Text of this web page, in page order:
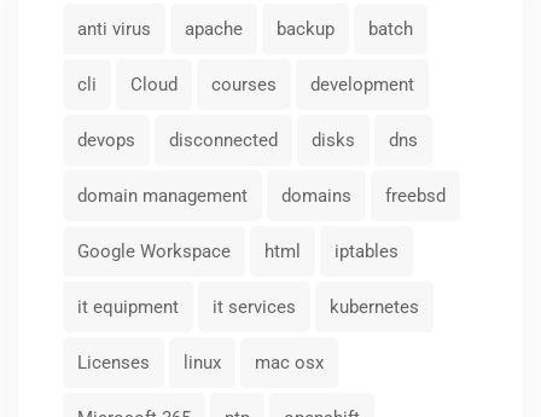
anti virus apache backup batch
cli Cloud courses development
devops disconnected disks dns
domain management domains freebsd
Google Workspace html iptables
it equipment it services kubernetes
Licenses linux mac osx